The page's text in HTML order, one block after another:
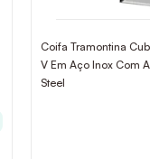
Coifa Tramontina
V Em Aço Inox Com
Steel